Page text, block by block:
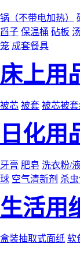
锅（不带电加热）
舀子 保温桶 砧板
笼 成套餐具
床上用
被芯 被套 被芯被
日化用
牙膏 肥皂 洗衣粉/
球 空气清新剂 杀
生活用
盒装抽取式面纸 软